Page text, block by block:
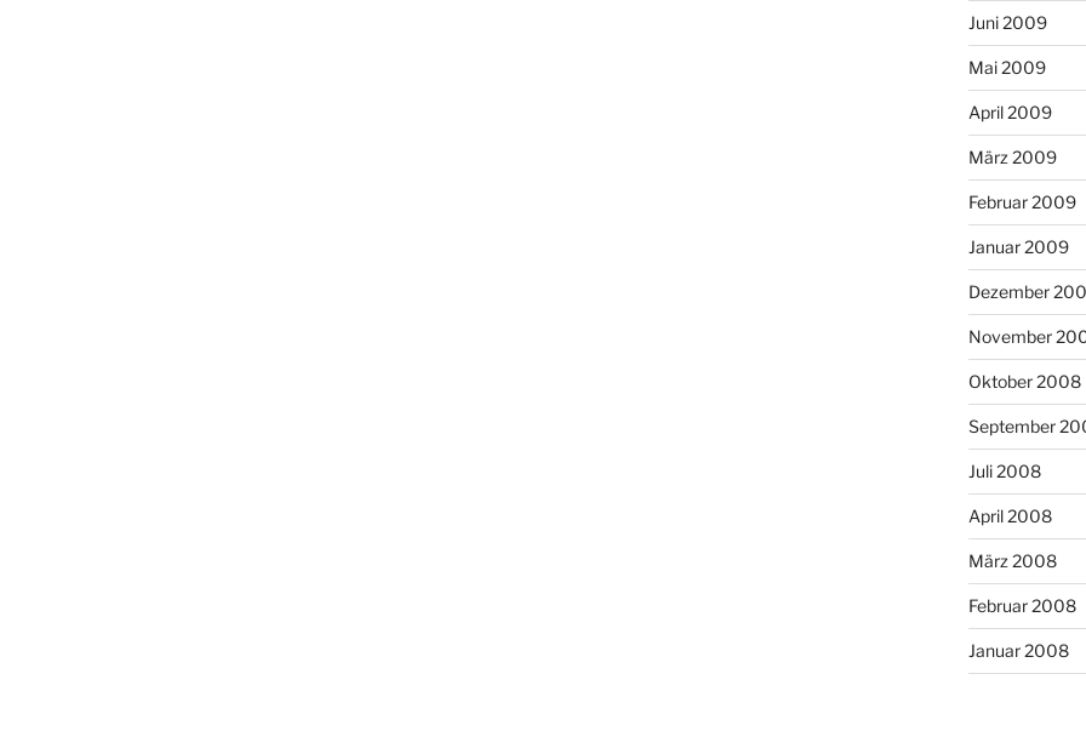
Juni 2009
Mai 2009
April 2009
März 2009
Februar 2009
Januar 2009
Dezember
November
Oktober 2008
September
Juli 2008
April 2008
März 2008
Februar 2008
Januar 2008